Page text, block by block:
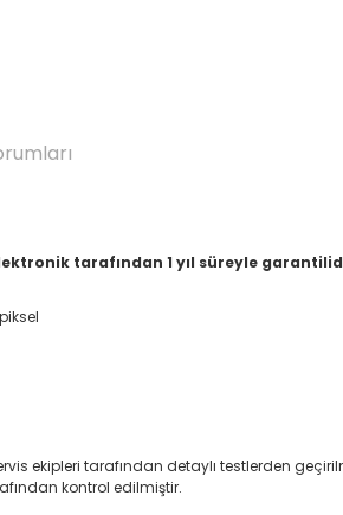
tarafından 1 yıl süreyle
ekipleri tarafından detaylı testlerden
kontrol edilmiştir.